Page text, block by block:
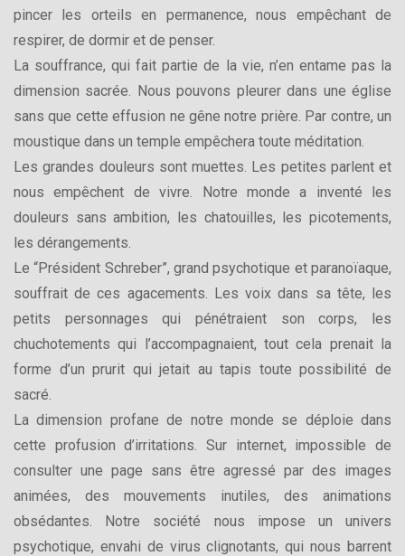
pincer les orteils en permanence, nous empêchant de
respirer, de dormir et de penser.
La souffrance, qui fait partie de la vie, n’en entame pas la
dimension sacrée. Nous pouvons pleurer dans une église
sans que cette effusion ne gêne notre prière. Par contre, un
moustique dans un temple empêchera toute méditation.
Les grandes douleurs sont muettes. Les petites parlent et
nous empêchent de vivre. Notre monde a inventé les
douleurs sans ambition, les chatouilles, les picotements,
les dérangements.
Le “Président Schreber”, grand psychotique et paranoïaque,
souffrait de ces agacements. Les voix dans sa tête, les
petits personnages qui pénétraient son corps, les
chuchotements qui l’accompagnaient, tout cela prenait la
forme d’un prurit qui jetait au tapis toute possibilité de
sacré.
La dimension profane de notre monde se déploie dans
cette profusion d’irritations. Sur internet, impossible de
consulter une page sans être agressé par des images
animées, des mouvements inutiles, des animations
obsédantes. Notre société nous impose un univers
psychotique, envahi de virus clignotants, qui nous barrent